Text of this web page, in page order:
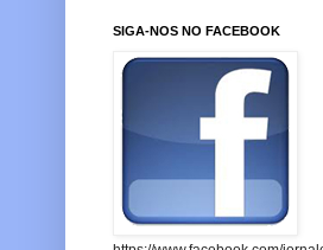
SIGA-NOS NO FACEBOOK